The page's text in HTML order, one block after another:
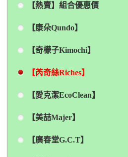
【熱賣】組合優惠價
【康朵Qundo】
【奇檬子Kimochi】
【芮奇絲Riches】
【愛克潔EcoClean】
【美喆Majer】
【廣春堂G.C.T】